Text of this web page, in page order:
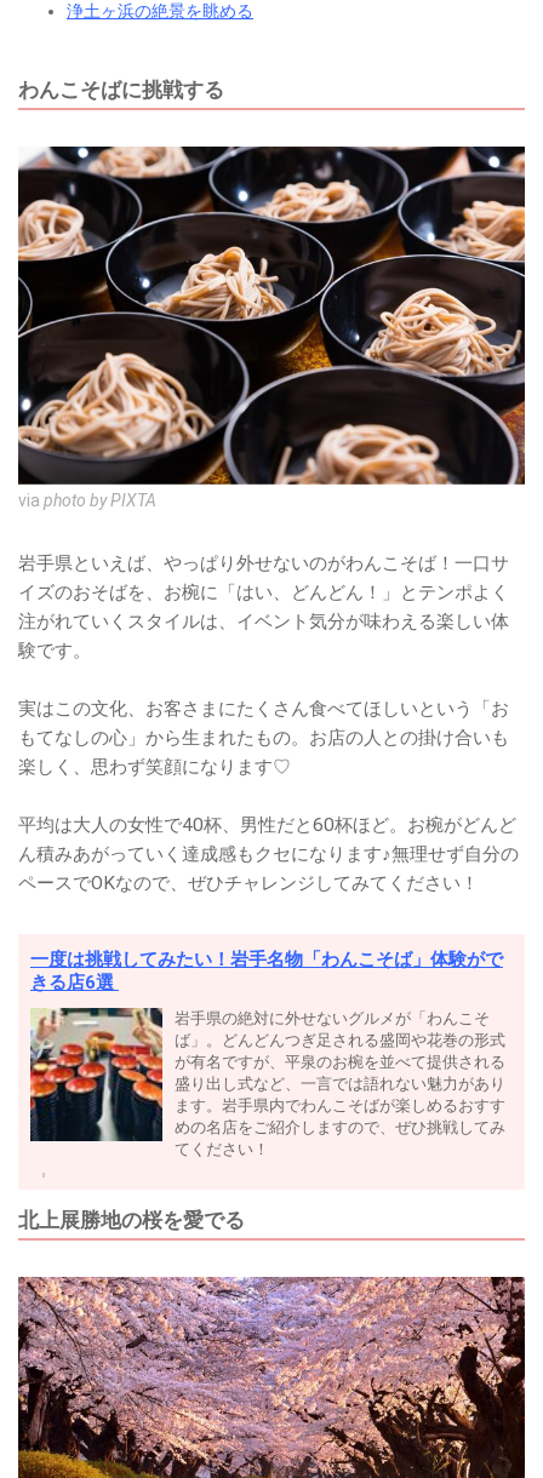
浄土ヶ浜の絶景を眺める
わんこそばに挑戦する
via photo by PIXTA
岩手県といえば、やっぱり外せないのがわんこそば！一口サ
イズのおそばを、お椀に「はい、どんどん！」とテンポよく
注がれていくスタイルは、イベント気分が味わえる楽しい体
験です。
実はこの文化、お客さまにたくさん食べてほしいという「お
もてなしの心」から生まれたもの。お店の人との掛け合いも
楽しく、思わず笑顔になります♡
平均は大人の女性で40杯、男性だと60杯ほど。お椀がどんど
ん積みあがっていく達成感もクセになります♪無理せず自分の
ペースでOKなので、ぜひチャレンジしてみてください！
一度は挑戦してみたい！岩手名物「わんこそば」体験がで
きる店6選
岩手県の絶対に外せないグルメが「わんこそ
ば」。どんどんつぎ足される盛岡や花巻の形式
が有名ですが、平泉のお椀を並べて提供される
盛り出し式など、一言では語れない魅力があり
ます。岩手県内でわんこそばが楽しめるおすす
めの名店をご紹介しますので、ぜひ挑戦してみ
てください！
北上展勝地の桜を愛でる